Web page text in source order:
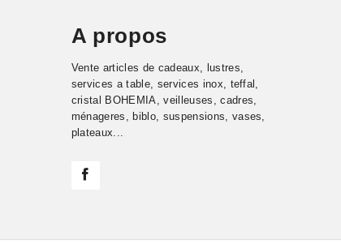
A propos
Vente articles de cadeaux, lustres,
services a table, services inox, teffal,
cristal BOHEMIA, veilleuses, cadres,
ménageres, biblo, suspensions, vases,
plateaux...